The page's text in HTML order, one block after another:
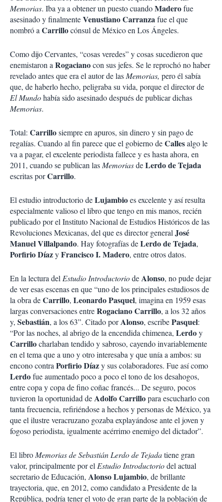
Memorias. Iba ya a obtener un puesto cuandoMaderofue
asesinado y finalmenteVenustiano Carranzafue el que
nombró a Carrillocónsul de México en Los Ángeles.
Como dijo Cervantes, “cosas veredes” y cosas sucedieron que
enemistaron a Rogacianocon sus jefes. Se le reprochó no haber
revelado antes que era el autor de las Memorias, pero él sabía
que, de haberlo hecho, peligraba su vida, porque el director de
El Mundohabía sido asesinado después de publicar dichas
Memorias.
Total: Carrillosiempre en apuros, sin dinero y sin pago de
regalías. Cuando al fin parece que el gobierno deCallesalgo le
va a pagar, el excelente periodista fallece y es hasta ahora, en
2011, cuando se publican las MemoriasdeLerdo de Tejada
escritas porCarrillo.
El estudio introductorio deLujambioes excelente y así resulta
especialmente valioso el libro que tengo en mis manos, recién
publicado por el Instituto Nacional de Estudios Históricos de las
Revoluciones Mexicanas, del que es director general José
Manuel Villalpando. Hay fotografías deLerdo de Tejada,
Porfirio DíazyFrancisco I. Madero, entre otros datos.
En la lectura del Estudio IntroductoriodeAlonso, no pude dejar
de ver esas escenas en que “uno de los principales estudiosos de
la obra deCarrillo, Leonardo Pasquel, imagina en 1959 esas
largas conversaciones entreRogaciano Carrillo, a los 32 años
y, Sebastián, a los 63”. Citado porAlonso, escribePasquel:
“Por las noches, al abrigo de la encendida chimenea, Lerdoy
Carrillocharlaban tendido y sabroso, cayendo invariablemente
en el tema que a uno y otro interesaba y que unía a ambos: su
encono contra Porfirio Díazy sus colaboradores. Fue así como
Lerdofue aumentado poco a poco el tono de los desahogos,
entre copa y copa de fino coñac francés... De seguro, pocos
tuvieron la oportunidad deAdolfo Carrillopara escucharlo con
tanta frecuencia, refiriéndose a hechos y personas de México, ya
que el ilustre veracruzano gozaba explayándose ante el joven y
fogoso periodista, igualmente acérrimo enemigo del dictador”.
El libro Memorias de Sebastián Lerdo de Tejadatiene gran
valor, principalmente por el Estudio Introductoriodel actual
secretario de Educación, Alonso Lujambio, de brillante
trayectoria, que, en 2012, como candidato a Presidente de la
República, podría tener el voto de gran parte de la población de